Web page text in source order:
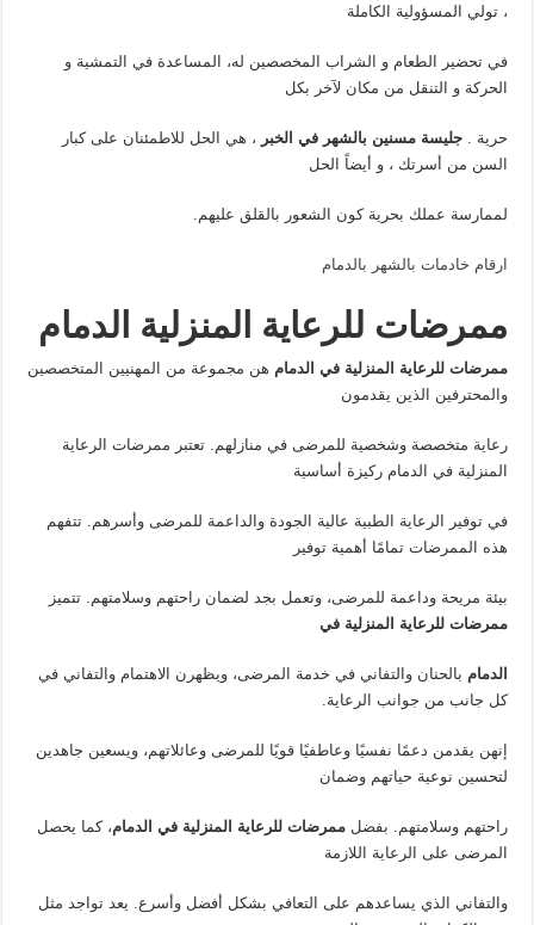
، تولي المسؤولية الكاملة
في تحضير الطعام و الشراب المخصصين له، المساعدة في التمشية و
الحركة و التنقل من مكان لآخر بكل
حرية .جليسة مسنين بالشهر في الخبر ، هي الحل للاطمئنان على كبار
السن من أسرتك ، و أيضاً الحل
لممارسة عملك بحرية كون الشعور بالقلق عليهم.
ارقام خادمات بالشهر بالدمام
ممرضات للرعاية المنزلية الدمام
ممرضات للرعاية المنزلية في الدمام هن مجموعة من المهنيين المتخصصين
والمحترفين الذين يقدمون
رعاية متخصصة وشخصية للمرضى في منازلهم. تعتبر ممرضات الرعاية
المنزلية في الدمام ركيزة أساسية
في توفير الرعاية الطبية عالية الجودة والداعمة للمرضى وأسرهم. تتفهم
هذه الممرضات تمامًا أهمية توفير
بيئة مريحة وداعمة للمرضى، وتعمل بجد لضمان راحتهم وسلامتهم. تتميز
ممرضات للرعاية المنزلية في
الدمام بالحنان والتفاني في خدمة المرضى، ويظهرن الاهتمام والتفاني في
كل جانب من جوانب الرعاية.
إنهن يقدمن دعمًا نفسيًا وعاطفيًا قويًا للمرضى وعائلاتهم، ويسعين جاهدين
لتحسين نوعية حياتهم وضمان
راحتهم وسلامتهم. بفضلممرضات للرعاية المنزلية في الدمام، كما يحصل
المرضى على الرعاية اللازمة
والتفاني الذي يساعدهم على التعافي بشكل أفضل وأسرع. يعد تواجد مثل